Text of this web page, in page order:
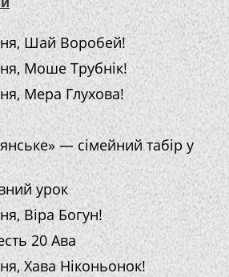
Шай Воробей!
Моше Трубнік!
Мера Глухова!
— сімейний табір у
урок
Віра Богун!
20 Ава
Хава Ніконьонок!